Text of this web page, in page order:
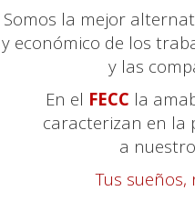
Somos la mejor
y económico de los
y las
En el FECC la
caracterizan en la
a
Tus